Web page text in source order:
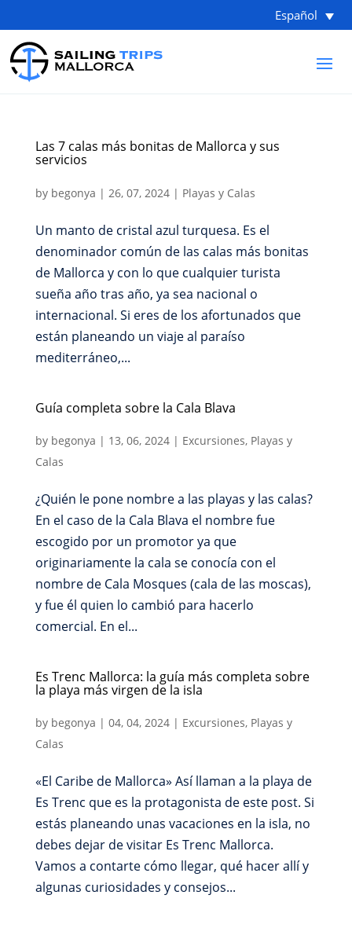
Español
Las 7 calas más bonitas de Mallorca y sus
servicios
by begonya | 26, 07, 2024| Playas y Calas
Un manto de cristal azul turquesa. Es el
denominador común de las calas más bonitas
de Mallorca y con lo que cualquier turista
sueña año tras año, ya sea nacional o
internacional. Si eres de los afortunados que
están planeando un viaje al paraíso
mediterráneo,...
Guía completa sobre la Cala Blava
by begonya | 13, 06, 2024| Excursiones, Playas y
Calas
¿Quién le pone nombre a las playas y las calas?
En el caso de la Cala Blava el nombre fue
escogido por un promotor ya que
originariamente la cala se conocía con el
nombre de Cala Mosques (cala de las moscas),
y fue él quien lo cambió para hacerlo
comercial. En el...
Es Trenc Mallorca: la guía más completa sobre
la playa más virgen de la isla
by begonya | 04, 04, 2024| Excursiones, Playas y
Calas
«El Caribe de Mallorca» Así llaman a la playa de
Es Trenc que es la protagonista de este post. Si
estás planeando unas vacaciones en la isla, no
debes dejar de visitar Es Trenc Mallorca.
Vamos a contarte cómo llegar, qué hacer allí y
algunas curiosidades y consejos...